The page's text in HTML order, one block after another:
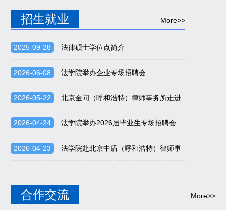
招生就业 More>>
2025-09-28 法律硕士学位点简介
2026-06-08 法学院举办企业专场招聘会
2026-05-22 北京金问（呼和浩特）律师事务所走进
2026-04-24
法学院举办2026届毕业生专场招聘会
2026-04-23 法学院赴北京中盾（呼和浩特）律师事
合作交流 More>>